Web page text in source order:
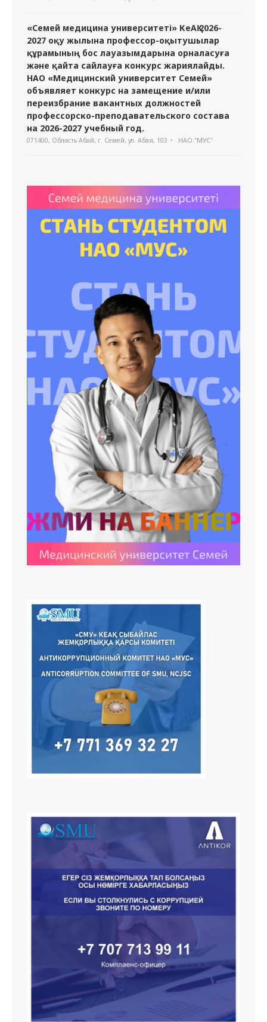
«Семей медицина университеті» КеАҚ 2026-
2027 оқу жылына профессор-оқытушылар
құрамының бос лауазымдарына орналасуға
және қайта сайлауға конкурс жариялайды.
НАО «Медицинский университет Семей»
объявляет конкурс на замещение и/или
переизбрание вакантных должностей
профессорско-преподавательского состава
на 2026-2027 учебный год.
071400, Область Абай, г. Семей, ул. Абая, 103 НАО "МУС"